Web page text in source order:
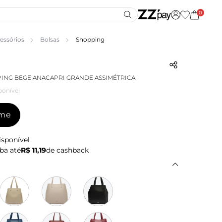
0
Bolsas Shopping
BEGE ANACAPRI GRANDE ASSIMÉTRICA
atéR$ 11,19de cashback